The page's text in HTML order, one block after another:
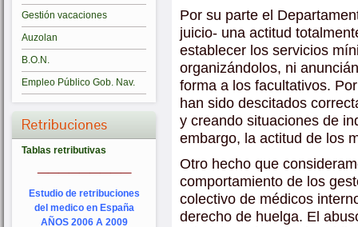
Gestión vacaciones
Auzolan
B.O.N.
Empleo Público Gob. Nav.
Retribuciones
Tablas retributivas
Estudio de retribuciones
del medico en España
AÑOS 2006 A 2009
Por su parte el
juicio- una actitud
establecer los servicios
organizándolos, ni
forma a los facultativos.
han sido descitados
y creando situaciones de
embargo, la actitud de los
Otro hecho que
comportamiento de los
colectivo de médicos
derecho de huelga. El